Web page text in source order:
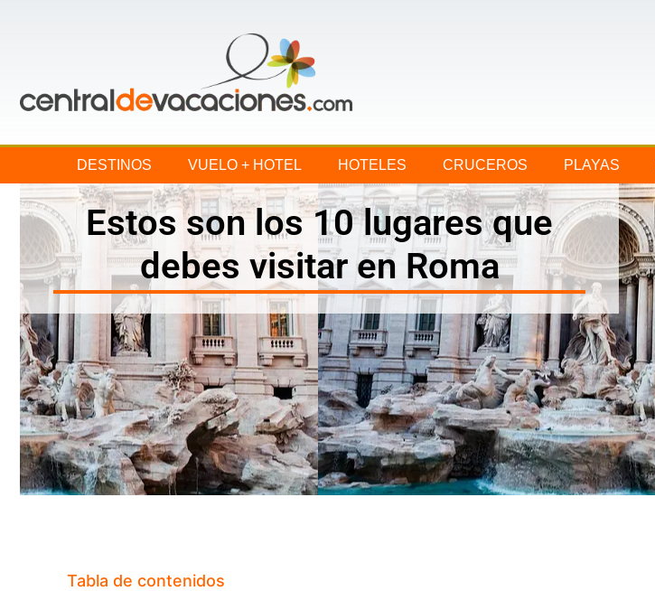
DESTINOS VUELO + HOTEL HOTELES CRUCEROS PLAYAS
Estos son los 10 lugares que
debes visitar en Roma
Tabla de contenidos